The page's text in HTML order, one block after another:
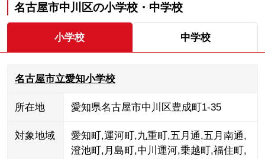
名古屋市中川区の小学校・中学校
小学校 中学校
名古屋市立愛知小学校
所在地 愛知県名古屋市中川区豊成町1-35
対象地域 愛知町 ,運河町 ,九重町 ,五月通,五月南通,
澄池町 , 月島町 ,中川運河,乗越町 ,福住町 ,